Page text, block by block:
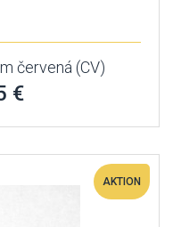
červená (CV)
€
AKTION